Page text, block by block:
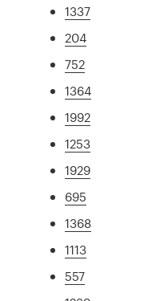
1337
204
752
1364
1992
1253
1929
695
1368
1113
557